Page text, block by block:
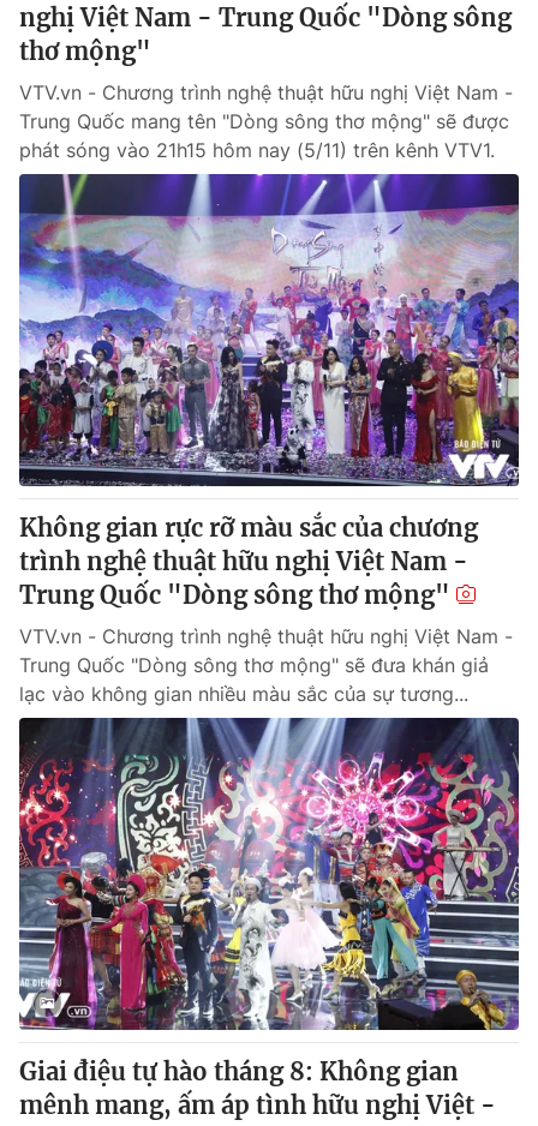
nghị Việt Nam - Trung Quốc "Dòng sông
thơ mộng"
VTV.vn - Chương trình nghệ thuật hữu nghị Việt Nam -
Trung Quốc mang tên "Dòng sông thơ mộng" sẽ được
phát sóng vào 21h15 hôm nay (5/11) trên kênh VTV1.
Không gian rực rỡ màu sắc của chương
trình nghệ thuật hữu nghị Việt Nam -
Trung Quốc "Dòng sông thơ mộng"
VTV.vn - Chương trình nghệ thuật hữu nghị Việt Nam -
Trung Quốc "Dòng sông thơ mộng" sẽ đưa khán giả
lạc vào không gian nhiều màu sắc của sự tương...
Giai điệu tự hào tháng 8: Không gian
mênh mang, ấm áp tình hữu nghị Việt -